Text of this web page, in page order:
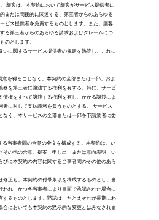
顧客は、本契約において顧客がサービス提供者に
または間接的に関連する、第三者からのあらゆる
ビス提供者を免責するものとします。また、顧客
る第三者からのあらゆる請求およびクレームにつ
のとします。
いに関するサービス提供者の規定を熟読し、これに
を得ることなく、本契約の全部または一部、およ
務を第三者に譲渡する権利を有する。特に、サービ
債権をすべて譲渡する権利を有し、かかる譲渡によ
者に対して支払義務を負うものとする。 サービス
なく、本サービスの全部または一部を下請業者に委
る当事者間の合意の全文を構成する。本契約は、い
その他の合意、提案、申し出、または意向表明、い
びに本契約の内容に関する当事者間のその他のあら
修正も、本契約の付帯条項を構成するものとし、当
われ、かつ各当事者により書面で承認された場合に
するものとします。黙認は、たとえそれが長期にわ
合においても本契約の黙示的な変更とはみなされま